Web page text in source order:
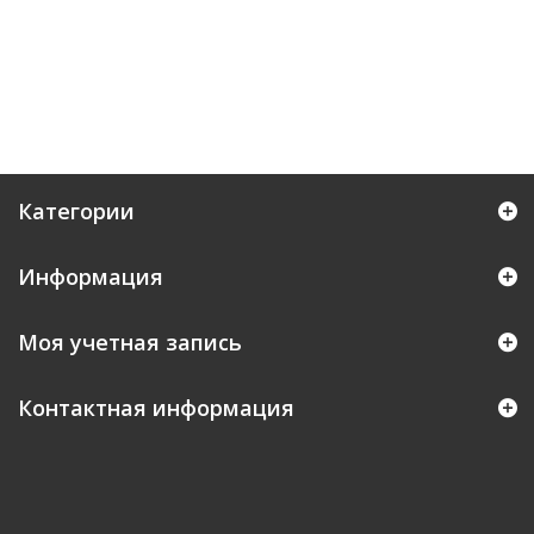
Категории
Информация
Моя учетная запись
Контактная информация